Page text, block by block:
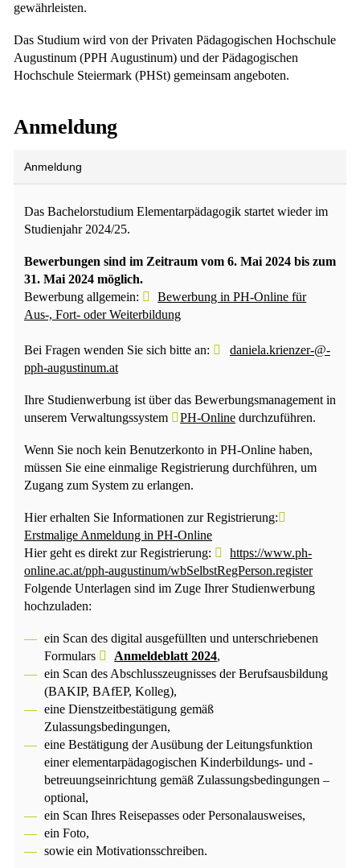
gewährleisten.
Das Studium wird von der Privaten Pädagogischen Hochschule
Augustinum (PPH Augustinum) und der Pädagogischen
Hochschule Steiermark (PHSt) gemeinsam angeboten.
Anmeldung
Anmeldung
Das Bachelorstudium Elementarpädagogik startet wieder im
Studienjahr 2024/25.
Bewerbungen sind im Zeitraum vom 6. Mai 2024 bis zum
31. Mai 2024 möglich.
Bewerbung allgemein:
Bewerbung in PH-Online für
Aus-, Fort- oder Weiterbildung
Bei Fragen wenden Sie sich bitte an:
daniela.krienzer-@-
pph-augustinum.at
Ihre Studienwerbung ist über das Bewerbungsmanagement in
unserem Verwaltungssystem
PH-Online durchzuführen.
Wenn Sie noch kein Benutzerkonto in PH-Online haben,
müssen Sie eine einmalige Registrierung durchführen, um
Zugang zum System zu erlangen.
Hier erhalten Sie Informationen zur Registrierung:
Erstmalige Anmeldung in PH-Online
Hier geht es direkt zur Registrierung:
https://www.ph-
online.ac.at/pph-augustinum/wbSelbstRegPerson.register
Folgende Unterlagen sind im Zuge Ihrer Studienwerbung
hochzuladen:
ein Scan des digital ausgefüllten und unterschriebenen
Formulars
Anmeldeblatt 2024,
ein Scan des Abschlusszeugnisses der Berufsausbildung
(BAKIP, BAfEP, Kolleg),
eine Dienstzeitbestätigung gemäß
Zulassungsbedingungen,
eine Bestätigung der Ausübung der Leitungsfunktion
einer elementarpädagogischen Kinderbildungs- und -
betreuungseinrichtung gemäß Zulassungsbedingungen –
optional,
ein Scan Ihres Reisepasses oder Personalausweises,
ein Foto,
sowie ein Motivationsschreiben.